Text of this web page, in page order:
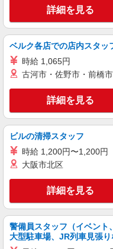
正社員
ソフトバンク八山田店
ソフト
月給
29,300円
当は時
として支
定通り追
給に応じ
能力による 【試用期間】月給
390000 円
■ソフ
西1丁目
キープ
正社員
ソフトバンク郡山桑野店
【店長
タッフ
月給
38,500円
当は時間
として支
定通り
■ソフ
4丁目 2‐6
詳細を見る
ベルク各店での店内スタッ
時給 1,065円
古河市・佐野市・前橋
詳細を見る
ビルの清掃スタッフ
時給 1,200円〜1,200円
大阪市北区
詳細を見る
警備員スタッフ（イベント
大型駐車場、JR列車見張り